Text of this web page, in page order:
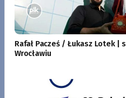
Rafał Pacześ / Łukasz Lotek |
Wrocławiu